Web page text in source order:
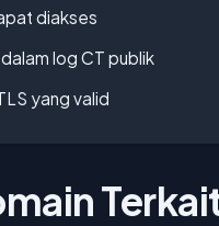
diakses
log CT publik
yang valid